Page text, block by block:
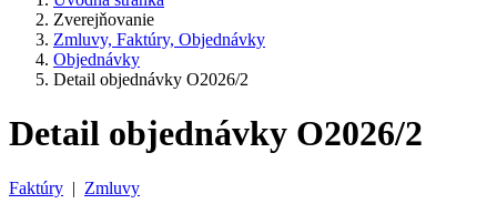
Zverejňovanie
Zmluvy, Faktúry, Objednávky
Objednávky
Detail objednávky O2026/2
Detail objednávky O2026/2
Faktúry | Zmluvy